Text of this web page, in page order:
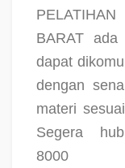
BARAT ada
dapat
dengan
materi
Segera
8000